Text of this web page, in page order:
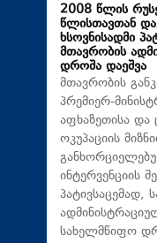
2008 წლის
წლისთავთან
ხსოვნისადმი
მთავრობის
დროშა დაეშვა
მთავრობის
პრემიერ-
აფხაზეთისა და
ოკუპაციის
ინტერვენციის
სახელმწიფო